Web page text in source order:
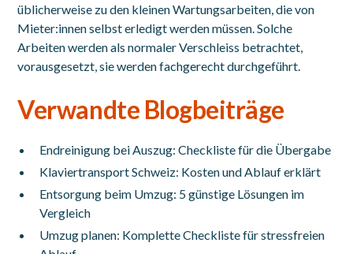
üblicherweise zu den kleinen Wartungsarbeiten, die von
Mieter:innen selbst erledigt werden müssen. Solche
Arbeiten werden als normaler Verschleiss betrachtet,
vorausgesetzt, sie werden fachgerecht durchgeführt.
Verwandte Blogbeiträge
Endreinigung bei Auszug: Checkliste für die Übergabe
Klaviertransport Schweiz: Kosten und Ablauf erklärt
Entsorgung beim Umzug: 5 günstige Lösungen im
Vergleich
Umzug planen: Komplette Checkliste für stressfreien